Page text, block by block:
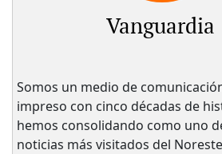
Vanguardia
Somos un medio de
impreso con cinco décadas de
hemos consolidando como uno
noticias más visitados del